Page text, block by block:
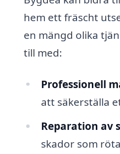
hem ett fräscht
en mängd olika
till med:
Professionell
att säkerställa
Reparation av
skador som